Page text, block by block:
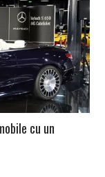
cu un